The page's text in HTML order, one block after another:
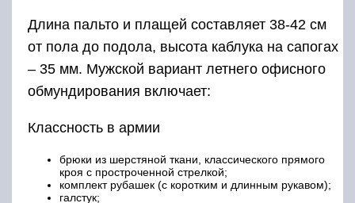
Длина пальто и плащей составляет 38-42 см
от пола до подола, высота каблука на сапогах
– 35 мм. Мужской вариант летнего офисного
обмундирования включает:
Классность в армии
брюки из шерстяной ткани, классического прямого
кроя с простроченной стрелкой;
комплект рубашек (с коротким и длинным рукавом);
галстук;